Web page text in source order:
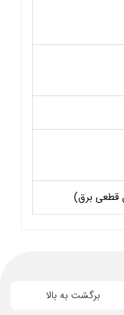
برگشت به بالا